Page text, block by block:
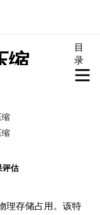
缩
压缩）是一种基
Zlib/LZ4/Zstd
文件特性（如
的 NTFS 压缩
理存储占用。该特
目
录
缩
缩
评估